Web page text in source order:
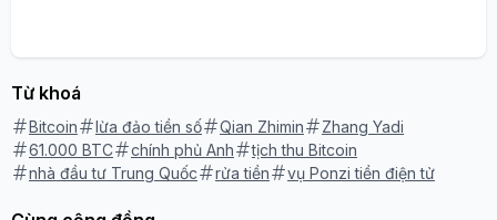
Từ khoá
Bitcoin lừa đảo tiền số Qian Zhimin
Zhang Yadi
61.000 BTC
chính phủ Anh
tịch thu Bitcoin
nhà đầu tư Trung Quốc
rửa tiền vụ Ponzi tiền điện tử